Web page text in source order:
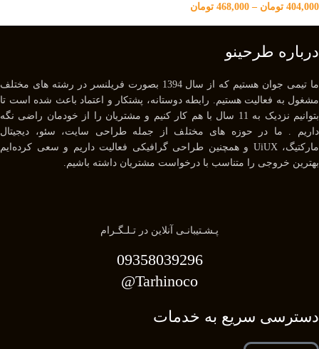
404,000 تومان –
468,000 تومان
درباره طرحینو
ما تیمی جوان هستیم که از سال 1394 بصورت فریلنسر در رشته های مختلف
مشغول به فعالیت هستیم. رابطه دوستانه، پشتکار و اعتماد باعث شده است تا
بتوانیم نزدیک به 11 سال با هم کار کنیم و مشتریان را از خودمان راضی نگه
داریم . ما در حوزه های مختلف از جمله طراحی سایت، سئو، دیجیتال
مارکتیگ، UiUX و همچنین طراحی گرافیکی فعالیت داریم و سعی کرده‌ایم
بهترین خروجی را متناسب با درخواست مشتریان داشته باشیم.
پـشـتیبانـی آنلاین در تـلـگـرام
09358039296
Tarhinoco@​
دسترسی سریع به خدمات